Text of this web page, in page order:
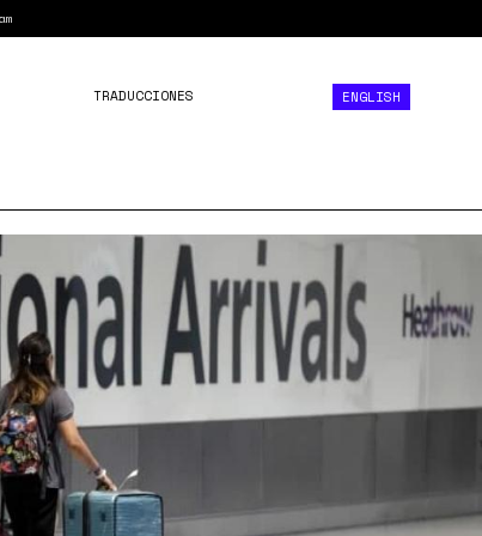
TRADUCCIONES ENGLISH